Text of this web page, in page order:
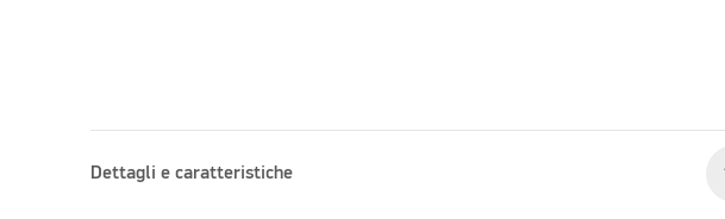
Dettagli e caratteristiche